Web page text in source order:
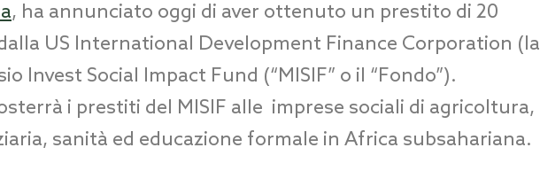
, ha annunciato oggi di aver ottenuto un prestito di 20
US International Development Finance Corporation (la
Invest Social Impact Fund (“MISIF” o il “Fondo”).
i prestiti del MISIF alle imprese sociali di agricoltura,
sanità ed educazione formale in Africa subsahariana.